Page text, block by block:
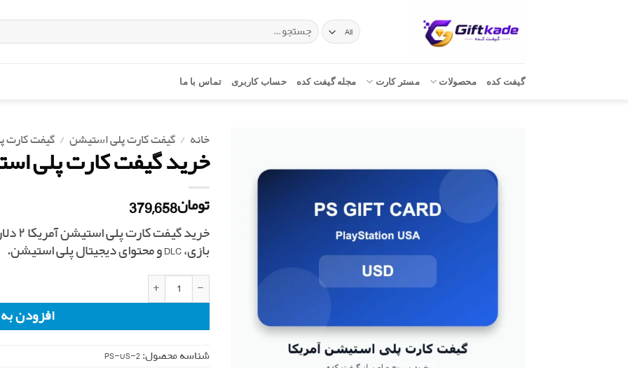
جستجو
برای:
گیفت کده محصولات مستر کارت مجله گیفت کده حساب کاربری تماس با ما
خانه / گیفت کارت پلی استیشن / گیفت کارت
خرید گیفت کارت پلی استیشن
تومان379,658
بازی، DLC و محتوای دیجیتال پلی استیشن.
خرید گیفت کارت پلی استیشن آمریکا ۲ دلاری عدد
افزودن
شناسه محصول:PS-US-2